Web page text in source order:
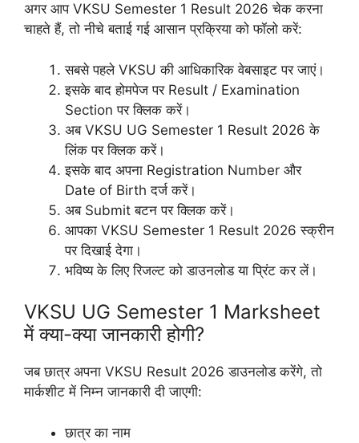
अगर आप VKSU Semester 1 Result 2026 चेक करना
चाहते हैं, तो नीचे बताई गई आसान प्रक्रिया को फॉलो करें:
सबसे पहले VKSU की आधिकारिक वेबसाइट पर जाएं।
इसके बाद होमपेज पर Result / Examination
Section पर क्लिक करें।
अब VKSU UG Semester 1 Result 2026 के
लिंक पर क्लिक करें।
इसके बाद अपना Registration Number और
Date of Birth दर्ज करें।
अब Submit बटन पर क्लिक करें।
आपका VKSU Semester 1 Result 2026 स्क्रीन
पर दिखाई देगा।
भविष्य के लिए रिजल्ट को डाउनलोड या प्रिंट कर लें।
VKSU UG Semester 1 Marksheet
में क्या-क्या जानकारी होगी?
जब छात्र अपना VKSU Result 2026 डाउनलोड करेंगे, तो
मार्कशीट में निम्न जानकारी दी जाएगी:
छात्र का नाम